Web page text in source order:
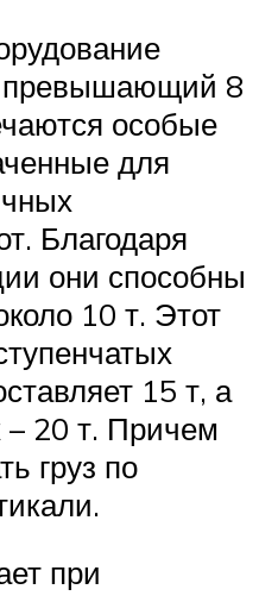
превышающий 8
особые
для
Благодаря
они способны
10 т. Этот
15 т, а
– 20 т. Причем
груз по
при